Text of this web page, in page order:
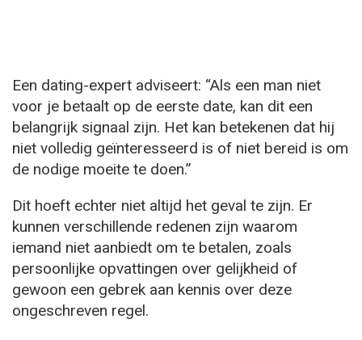
Een dating-expert adviseert: “Als een man niet
voor je betaalt op de eerste date, kan dit een
belangrijk signaal zijn. Het kan betekenen dat hij
niet volledig geïnteresseerd is of niet bereid is om
de nodige moeite te doen.”
Dit hoeft echter niet altijd het geval te zijn. Er
kunnen verschillende redenen zijn waarom
iemand niet aanbiedt om te betalen, zoals
persoonlijke opvattingen over gelijkheid of
gewoon een gebrek aan kennis over deze
ongeschreven regel.